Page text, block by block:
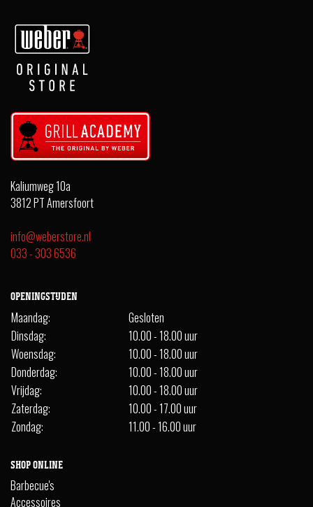
Kaliumweg 10a
3812 PT Amersfoort
info@weberstore.nl
033 - 303 6536
OPENINGSTIJDEN
Maandag:
Gesloten
Dinsdag:
10.00 - 18.00 uur
Woensdag:
10.00 - 18.00 uur
Donderdag:
10.00 - 18.00 uur
Vrijdag:
10.00 - 18.00 uur
Zaterdag:
10.00 - 17.00 uur
Zondag:
11.00 - 16.00 uur
SHOP ONLINE
Barbecue's
Accessoires